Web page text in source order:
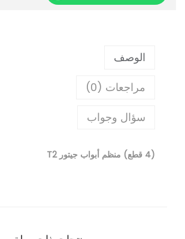
الوصف
مراجعات (0)
سؤال وجواب
(4 قطع) منظم أبواب جيتور T2